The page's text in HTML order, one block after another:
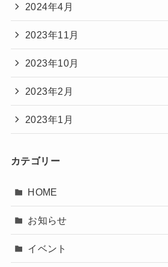
2024年4月
2023年11月
2023年10月
2023年2月
2023年1月
カテゴリー
HOME
お知らせ
イベント